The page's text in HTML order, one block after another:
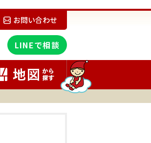
お問い合わせ
LINEで相談